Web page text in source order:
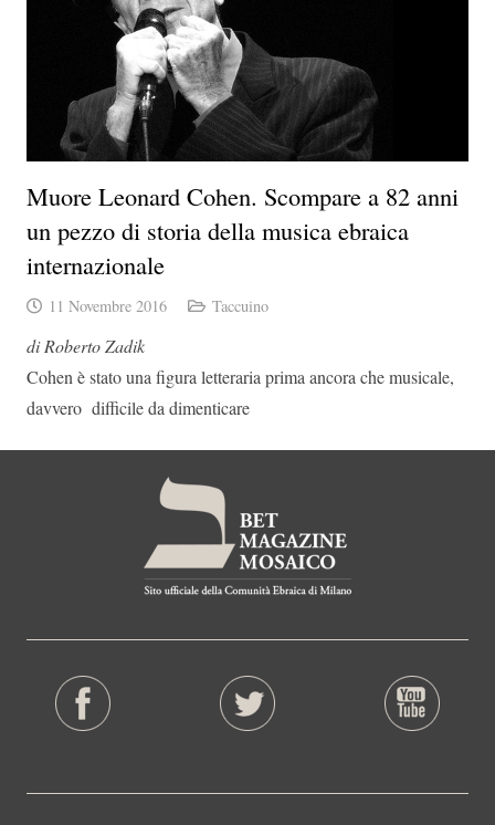
Muore Leonard Cohen. Scompare a 82 anni
un pezzo di storia della musica ebraica
internazionale
11 Novembre 2016 Taccuino
di Roberto Zadik
Cohen è stato una figura letteraria prima ancora che musicale,
davvero difficile da dimenticare